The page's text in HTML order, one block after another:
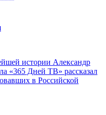
истории Александр
«365 Дней ТВ» рассказал
в Российской